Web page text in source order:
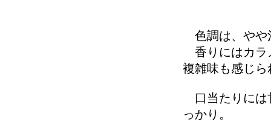
色調は、やや
香りにはカラ
複雑味も感じら
口当たりには
っかり。